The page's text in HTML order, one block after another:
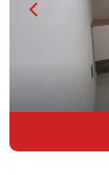
78,58m² de área
Vista mar definitiva Prédio
Alto potencial de